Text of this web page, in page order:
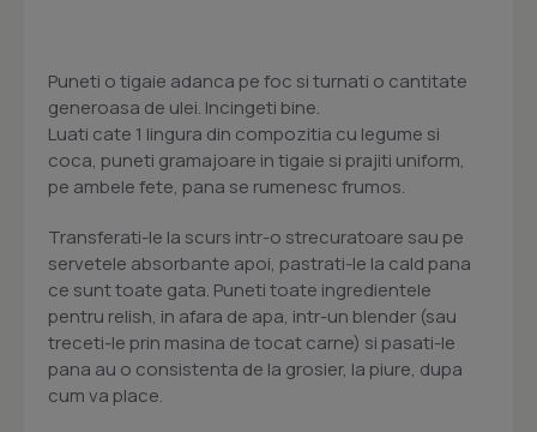
Puneti o tigaie adanca pe foc si turnati o cantitate
generoasa de ulei. Incingeti bine.
Luati cate 1 lingura din compozitia cu legume si
coca, puneti gramajoare in tigaie si prajiti uniform,
pe ambele fete, pana se rumenesc frumos.
Transferati-le la scurs intr-o strecuratoare sau pe
servetele absorbante apoi, pastrati-le la cald pana
ce sunt toate gata. Puneti toate ingredientele
pentru relish, in afara de apa, intr-un blender (sau
treceti-le prin masina de tocat carne) si pasati-le
pana au o consistenta de la grosier, la piure, dupa
cum va place.